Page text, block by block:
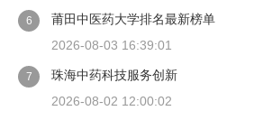
6
莆田中医药大学排名最新榜单
2026-08-03 16:39:01
7
珠海中药科技服务创新
2026-08-02 12:00:02